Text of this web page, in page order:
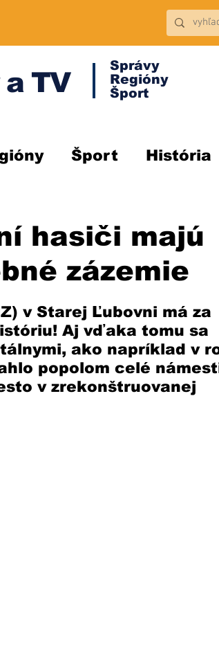
TV
Správy
Regióny
Šport
Šport História
hasiči majú
zázemie
v Starej Ľubovni má za
Aj vďaka tomu sa
ako napríklad v
popolom celé
v zrekonštruovanej